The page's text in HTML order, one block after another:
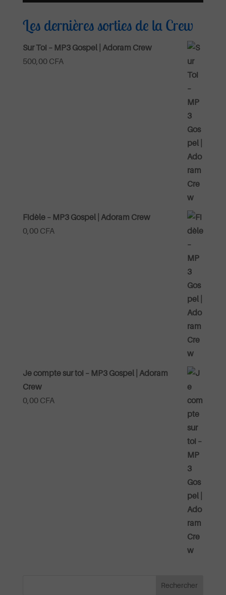
Les dernières sorties de la Crew
Sur Toi – MP3 Gospel | Adoram Crew
500,00 CFA
Fidèle – MP3 Gospel | Adoram Crew
0,00 CFA
Je compte sur toi – MP3 Gospel | Adoram
Crew
0,00 CFA